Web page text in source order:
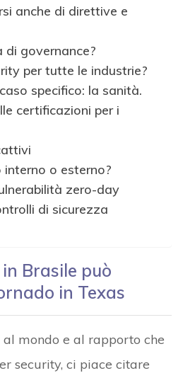
anche di direttive e
di governance?
per tutte le industrie?
specifico: la sanità.
certificazioni per i
o esterno?
zero-day
di sicurezza
Brasile può
in Texas
mondo e al rapporto che
security, ci piace citare